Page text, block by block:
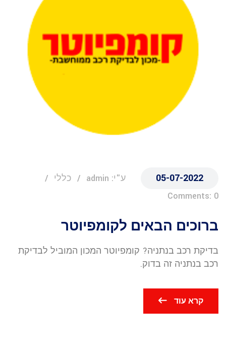
05-07-2022 ע"י: admin
כללי
Comments: 0
ברוכים הבאים לקומפיוטר
בדיקת רכב בנתניה? קומפיוטר המכון המוביל לבדיקת
רכב בנתניה זה בדוק.
קרא עוד